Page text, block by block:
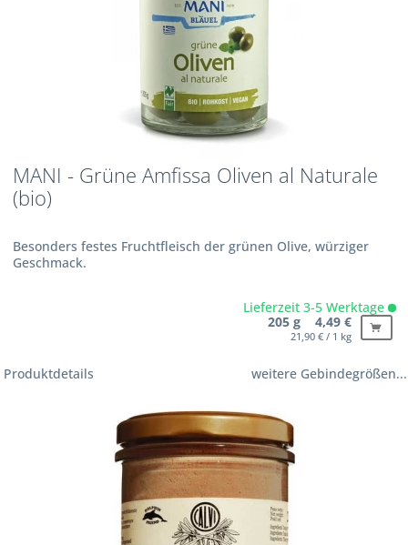
MANI - Grüne Amfissa Oliven al Naturale
(bio)
Besonders festes Fruchtfleisch der grünen Olive, würziger
Geschmack.
Lieferzeit 3-5 Werktage
205 g 4,49 €
21,90 € / 1 kg
Produktdetails weitere Gebindegrößen...